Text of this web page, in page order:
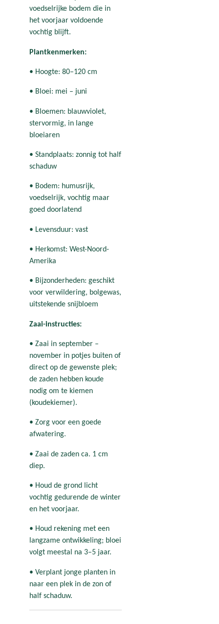
voedselrijke bodem die in
het voorjaar voldoende
vochtig blijft.
Plantkenmerken:
• Hoogte: 80–120 cm
• Bloei: mei – juni
• Bloemen: blauwviolet,
stervormig, in lange
bloeiaren
• Standplaats: zonnig tot half
schaduw
• Bodem: humusrijk,
voedselrijk, vochtig maar
goed doorlatend
• Levensduur: vast
• Herkomst: West-Noord-
Amerika
• Bijzonderheden: geschikt
voor verwildering, bolgewas,
uitstekende snijbloem
Zaai-instructies:
• Zaai in september –
november in potjes buiten of
direct op de gewenste plek;
de zaden hebben koude
nodig om te kiemen
(koudekiemer).
• Zorg voor een goede
afwatering.
• Zaai de zaden ca. 1 cm
diep.
• Houd de grond licht
vochtig gedurende de winter
en het voorjaar.
• Houd rekening met een
langzame ontwikkeling; bloei
volgt meestal na 3–5 jaar.
• Verplant jonge planten in
naar een plek in de zon of
half schaduw.